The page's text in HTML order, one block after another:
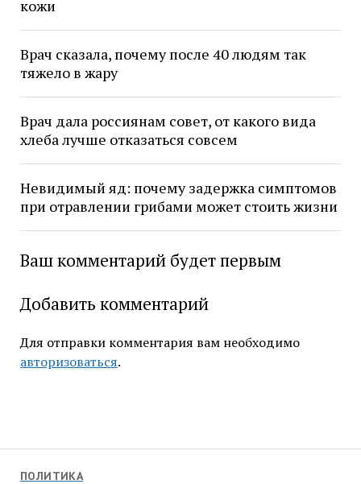
ПОЛИТИКА
кожи
Врач сказала, почему после 40 людям так
тяжело в жару
Врач дала россиянам совет, от какого вида
хлеба лучше отказаться совсем
Невидимый яд: почему задержка симптомов
при отравлении грибами может стоить жизни
Ваш комментарий будет первым
Добавить комментарий
Для отправки комментария вам необходимо
авторизоваться.